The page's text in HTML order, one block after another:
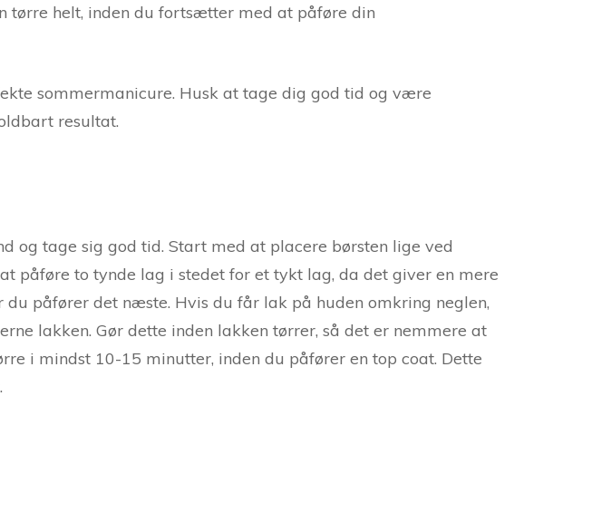
tørre helt, inden du fortsætter med at påføre din
sommermanicure. Husk at tage dig god tid og være
resultat.
og tage sig god tid. Start med at placere børsten lige ved
påføre to tynde lag i stedet for et tykt lag, da det giver en mere
påfører det næste. Hvis du får lak på huden omkring neglen,
lakken. Gør dette inden lakken tørrer, så det er nemmere at
i mindst 10-15 minutter, inden du påfører en top coat. Dette